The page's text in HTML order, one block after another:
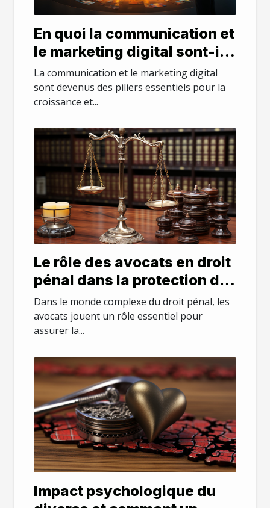
En quoi la communication et
le marketing digital sont-ils
important pour une
entreprise ?
La communication et le marketing digital
sont devenus des piliers essentiels pour la
croissance et...
Le rôle des avocats en droit
pénal dans la protection de
la santé mentale des
accusés
Dans le monde complexe du droit pénal, les
avocats jouent un rôle essentiel pour
assurer la...
Impact psychologique du